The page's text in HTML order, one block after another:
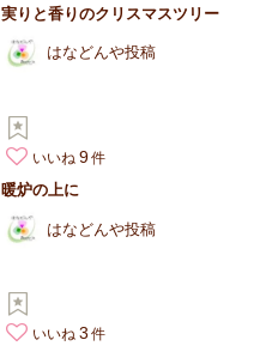
実りと香りのクリスマスツリー
はなどんや投稿
いいね 9
暖炉の上に
はなどんや投稿
いいね 3